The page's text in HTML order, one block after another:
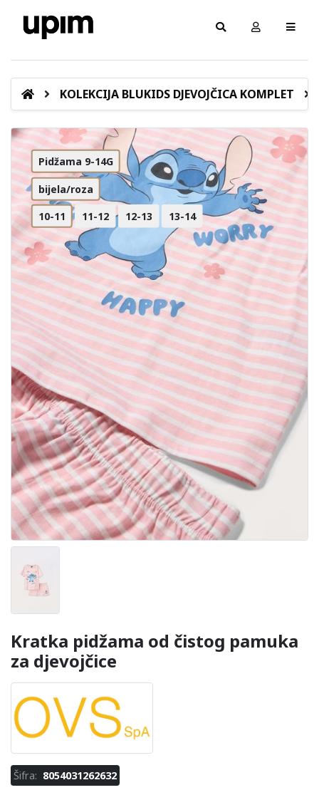
KOLEKCIJA BLUKIDS DJEVOJČICA KOMPLET
Pidžama 9-14G
bijela/roza
10-11 11-12 12-13 13-14
Kratka pidžama od čistog pamuka
za djevojčice
Šifra: 8054031262632